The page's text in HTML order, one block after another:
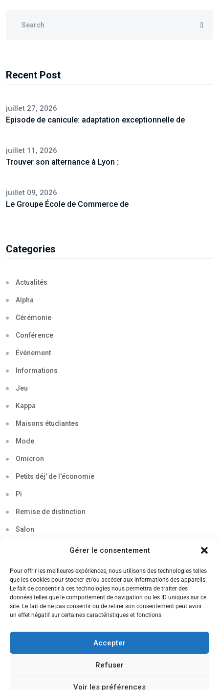
Gérer le consentement
Pour offrir les meilleures expériences, nous utilisons des technologies telles
que les cookies pour stocker et/ou accéder aux informations des appareils.
Le fait de consentir à ces technologies nous permettra de traiter des
données telles que le comportement de navigation ou les ID uniques sur ce
site. Le fait de ne pas consentir ou de retirer son consentement peut avoir
un effet négatif sur certaines caractéristiques et fonctions.
Accepter
Refuser
Voir les préférences
Recent Post
juillet 27, 2026
Episode de canicule: adaptation exceptionnelle de
juillet 11, 2026
Trouver son alternance à Lyon :
juillet 09, 2026
Le Groupe École de Commerce de
Categories
Actualités
Alpha
Cérémonie
Conférence
Événement
Informations
Jeu
Kappa
Maisons étudiantes
Mode
Omicron
Petits déj' de l'économie
Pi
Remise de distinction
Salon
Soirée
Sortie découverte
Tau
Voyage